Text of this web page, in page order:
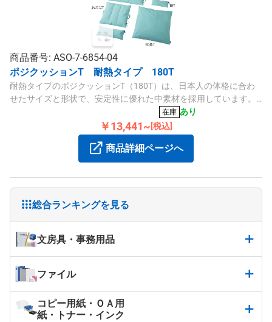
総合ランキングを見る
文房具・事務用品
ファイル
コピー用紙・ＯＡ用
紙・トナー・インク
商品番号: ASO-7-6854-04
ポジクッションT 耐熱タイプ 180T
耐熱タイプのポジクッションT（180T）は、日本人の体格に合わ
せたサイズと形状で、安定性に優れた中素材を採用しています。
30×180cm、800gで洗濯や乾燥も可能です。
在庫 あり
￥13,441~ [税込]
商品詳細ページへ